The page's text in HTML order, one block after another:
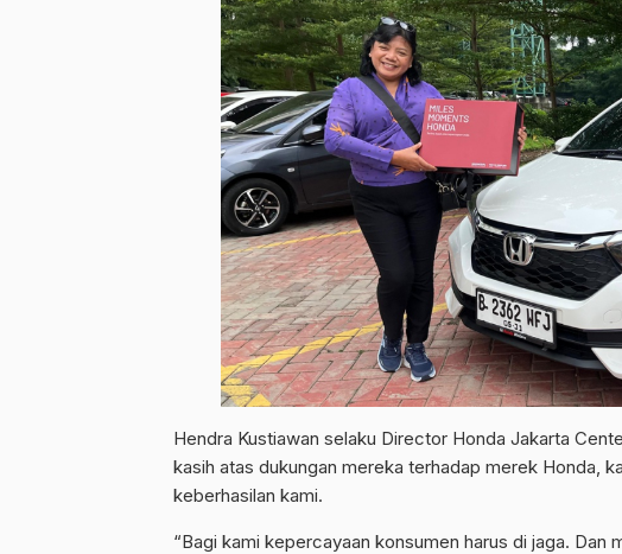
Hendra Kustiawan selaku Director Honda Jakarta
kasih atas dukungan mereka terhadap merek Honda,
keberhasilan kami.
“Bagi kami kepercayaan konsumen harus di jaga. Dan